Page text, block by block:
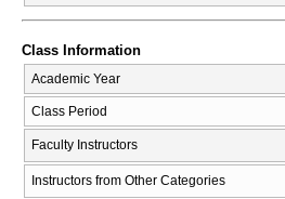
Class Information
Academic Year
Class Period
Faculty Instructors
Instructors from Other Categories